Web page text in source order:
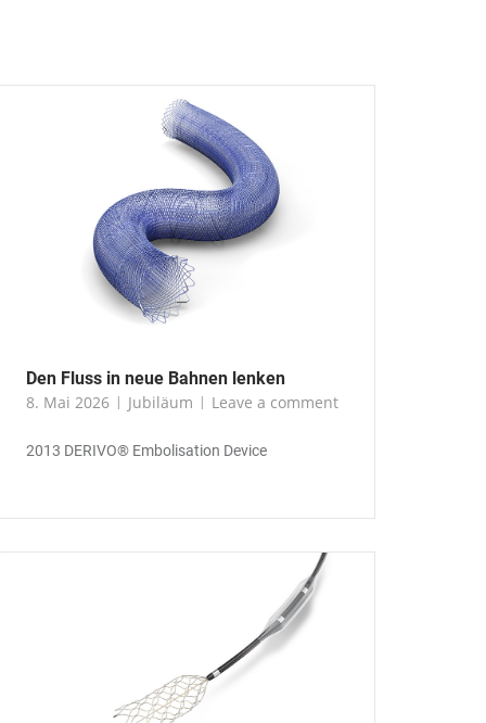
Den Fluss in neue Bahnen lenken
8. Mai 2026
Jubiläum Leave a comment
2013 DERIVO® Embolisation Device